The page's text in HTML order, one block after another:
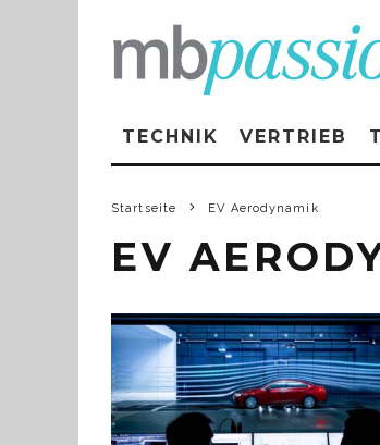
TECHNIK VERTRIEB
Startseite EV Aerodynamik
EV